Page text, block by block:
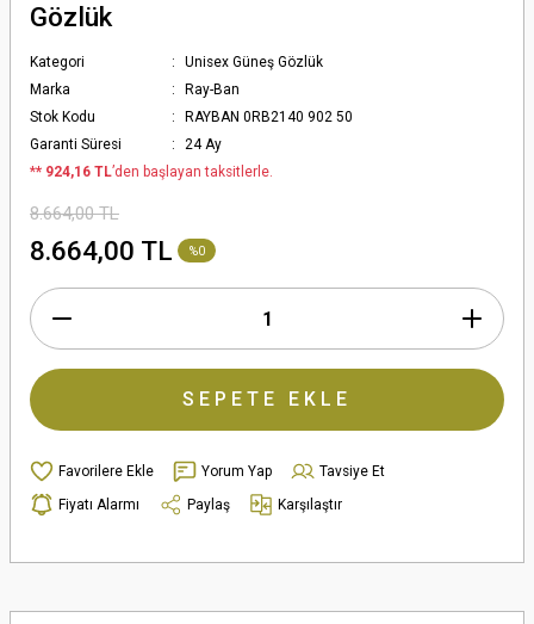
Gözlük
Kategori
Unisex Güneş Gözlük
Marka
Ray-Ban
Stok Kodu
RAYBAN 0RB2140 902 50
Garanti Süresi
24 Ay
** 924,16 TL’den başlayan taksitlerle.
8.664,00 TL
8.664,00 TL %0
SEPETE EKLE
Yorum Yap
Tavsiye Et
Fiyatı Alarmı
Paylaş Karşılaştır